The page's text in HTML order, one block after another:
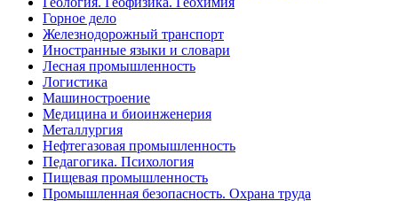
Горное дело
Железнодорожный транспорт
Иностранные языки и словари
Лесная промышленность
Логистика
Машиностроение
Медицина и биоинженерия
Металлургия
Нефтегазовая промышленность
Педагогика. Психология
Пищевая промышленность
Промышленная безопасность. Охрана труда